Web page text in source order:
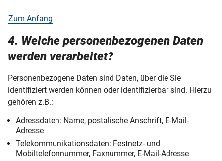
Zum Anfang
4. Welche personenbezogenen Daten
werden verarbeitet?
Personenbezogene Daten sind Daten, über die Sie
identifiziert werden können oder identifizierbar sind. Hierzu
gehören z.B.:
Adressdaten: Name, postalische Anschrift, E-Mail-
Adresse
Telekommunikationsdaten: Festnetz- und
Mobiltelefonnummer, Faxnummer, E-Mail-Adresse